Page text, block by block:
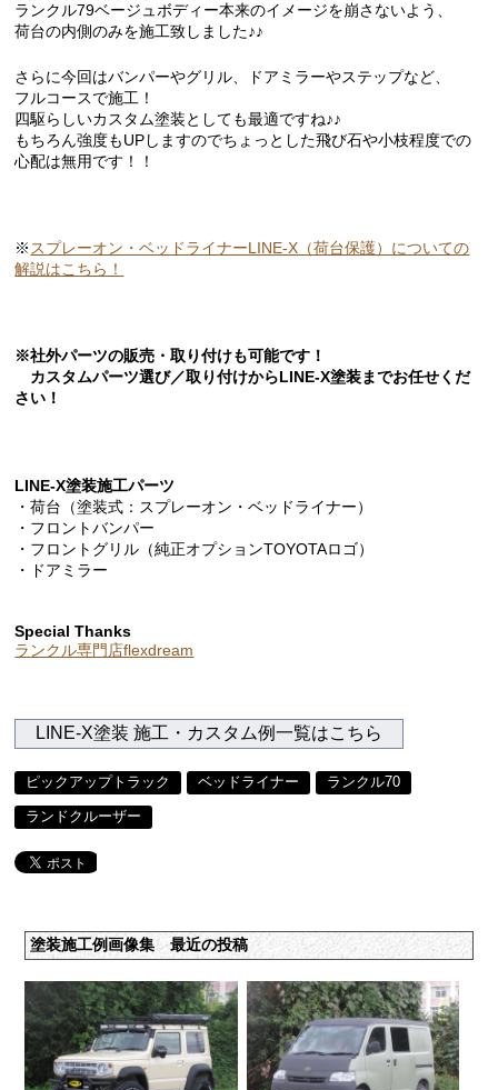
ランクル79ベージュボディー本来のイメージを崩さないよう、
荷台の内側のみを施工致しました♪♪
さらに今回はバンパーやグリル、ドアミラーやステップなど、
フルコースで施工！
四駆らしいカスタム塗装としても最適ですね♪♪
もちろん強度もUPしますのでちょっとした飛び石や小枝程度での
心配は無用です！！
※ スプレーオン・ベッドライナーLINE-X（荷台保護）についての
解説はこちら！
※社外パーツの販売・取り付けも可能です！
カスタムパーツ選び／取り付けからLINE-X塗装までお任せくだ
さい！
LINE-X塗装施工パーツ
・荷台（塗装式：スプレーオン・ベッドライナー）
・フロントバンパー
・フロントグリル（純正オプションTOYOTAロゴ）
・ドアミラー
Special Thanks
ランクル専門店flexdream
LINE-X塗装 施工・カスタム例一覧はこちら
ピックアップトラック ベッドライナー ランクル70
ランドクルーザー
塗装施工例画像集 最近の投稿